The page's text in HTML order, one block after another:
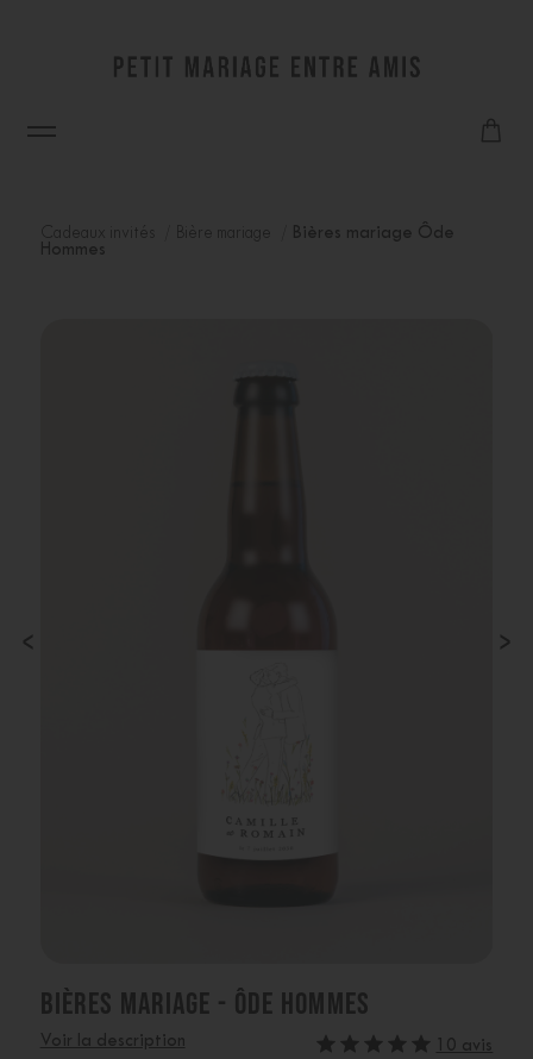
Cadeaux invités Bière mariage
Bières mariage Ôde
Hommes
‹ ›
BIÈRES MARIAGE - ÔDE HOMMES
Voir la description 10 avis